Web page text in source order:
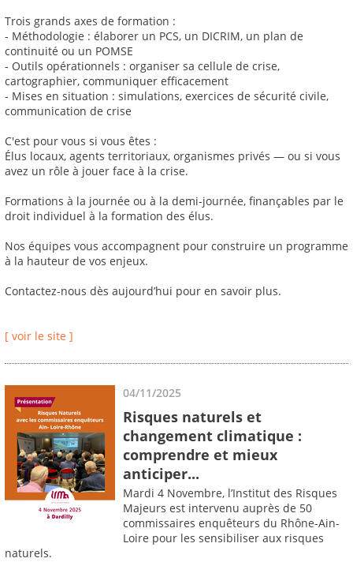
Trois grands axes de formation :
- Méthodologie : élaborer un PCS, un DICRIM, un plan de
continuité ou un POMSE
- Outils opérationnels : organiser sa cellule de crise,
cartographier, communiquer efficacement
- Mises en situation : simulations, exercices de sécurité civile,
communication de crise
C'est pour vous si vous êtes :
Élus locaux, agents territoriaux, organismes privés — ou si vous
avez un rôle à jouer face à la crise.
Formations à la journée ou à la demi-journée, finançables par le
droit individuel à la formation des élus.
Nos équipes vous accompagnent pour construire un programme
à la hauteur de vos enjeux.
Contactez-nous dès aujourd’hui pour en savoir plus.
[ voir le site ]
04/11/2025
Risques naturels et
changement climatique :
comprendre et mieux
anticiper...
Mardi 4 Novembre, l’Institut des Risques
Majeurs est intervenu auprès de 50
commissaires enquêteurs du Rhône-Ain-
Loire pour les sensibiliser aux risques
naturels.